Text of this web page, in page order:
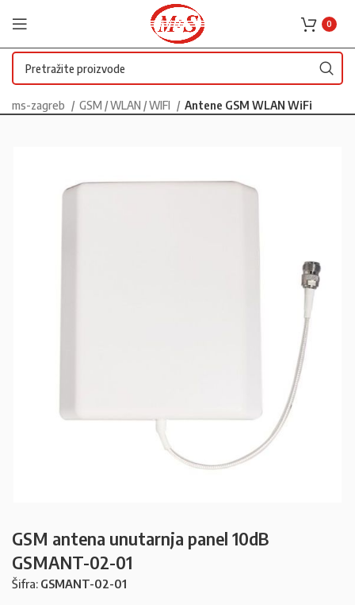
0
ms-zagreb GSM / WLAN / WIFI Antene GSM WLAN WiFi
GSM antena unutarnja panel 10dB
GSMANT-02-01
Šifra: GSMANT-02-01